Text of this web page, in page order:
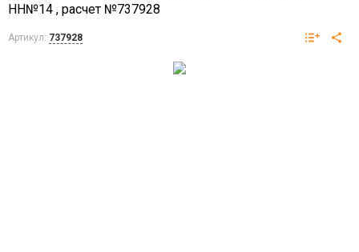
НН№14 , расчет №737928
Артикул: 737928